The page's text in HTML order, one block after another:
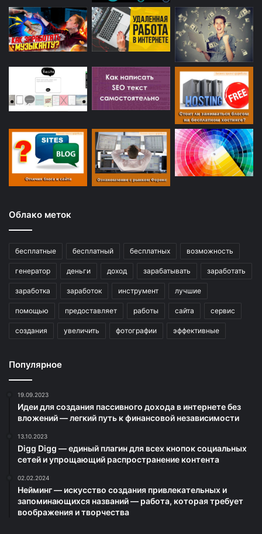
Облако меток
бесплатные бесплатный бесплатных возможность
генератор деньги доход зарабатывать заработать
заработка заработок инструмент лучшие
помощью предоставляет работы сайта сервис
создания увеличить фотографии эффективные
Популярное
19.09.2023
Идеи для создания пассивного дохода в интернете без
вложений — легкий путь к финансовой независимости
13.10.2023
Digg Digg — единый плагин для всех кнопок социальных
сетей и упрощающий распространение контента
02.02.2024
Нейминг — искусство создания привлекательных и
запоминающихся названий — работа, которая требует
воображения и творчества